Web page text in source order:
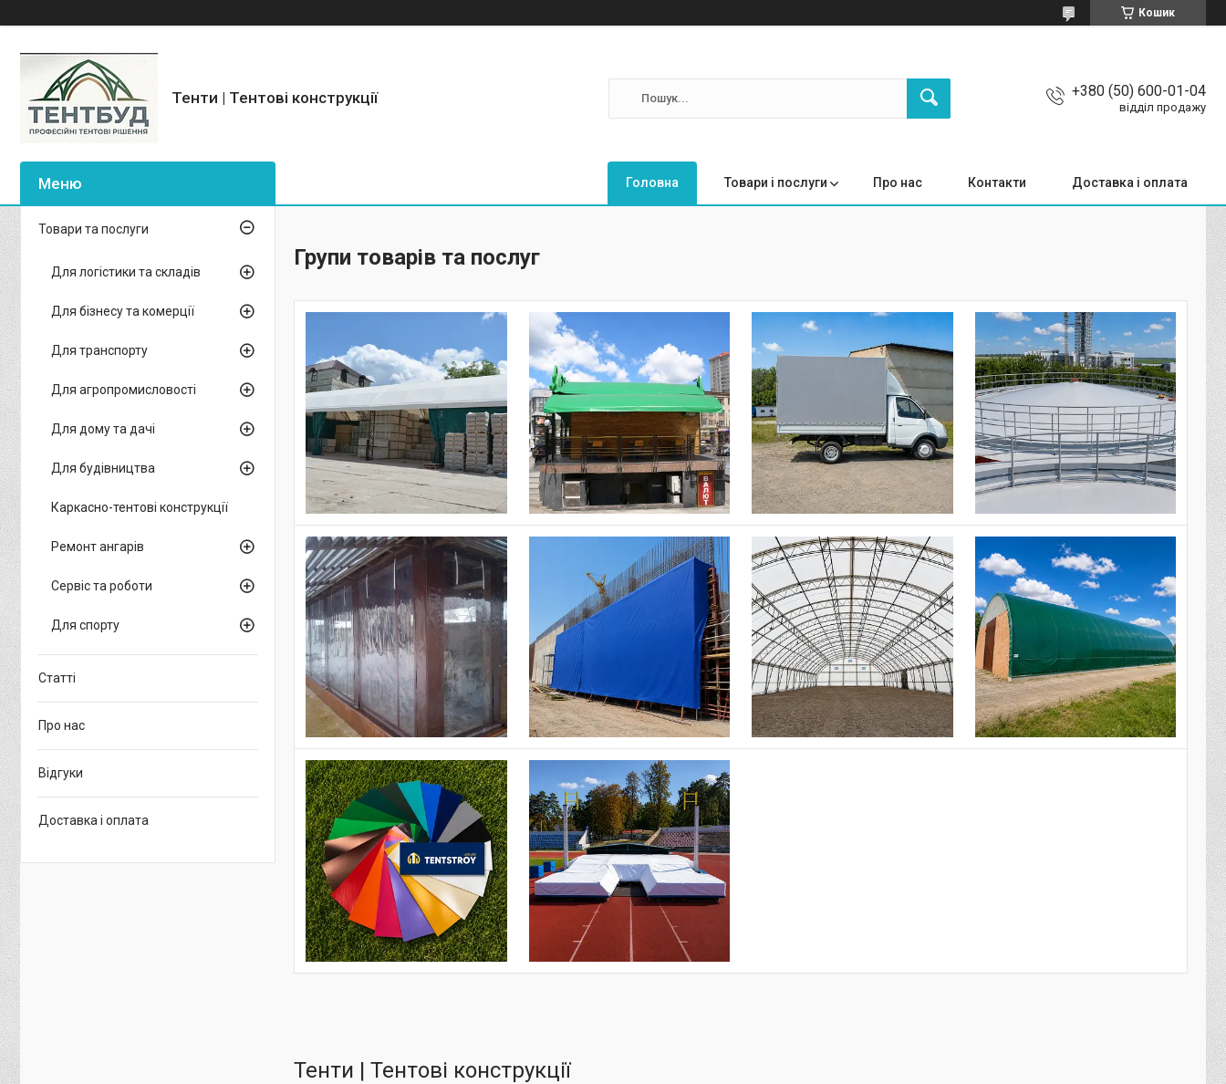
Кошик
Тенти | Тентові конструкції +380 (50) 600-01-04
відділ продажу
Головна Товари і послуги Про нас Контакти Доставка і оплата
Групи товарів та послуг
Тенти | Тентові конструкції
Товари та послуги
Для логістики та складів
Для бізнесу та комерції
Для транспорту
Для агропромисловості
Для дому та дачі
Для будівництва
Каркасно-тентові конструкції
Ремонт ангарів
Сервіс та роботи
Для спорту
Статті
Про нас
Відгуки
Доставка і оплата